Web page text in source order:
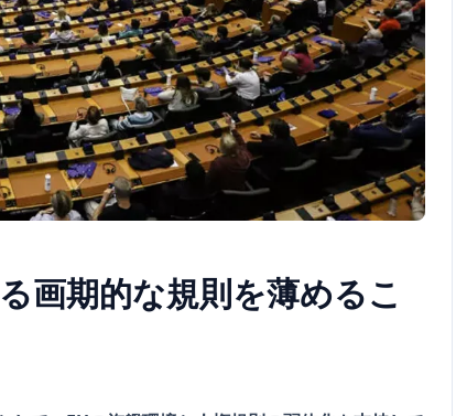
画期的な規則を薄めるこ